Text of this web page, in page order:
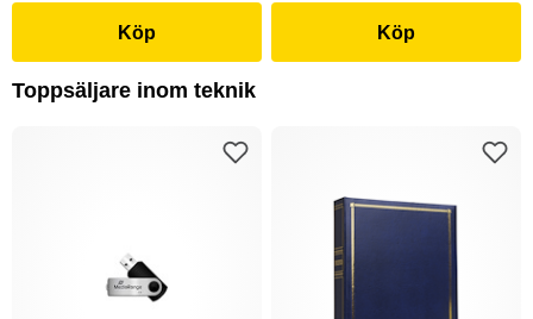
Köp Köp
Toppsäljare inom teknik